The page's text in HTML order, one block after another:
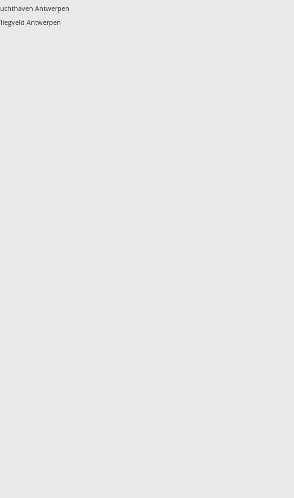
Antwerpen
Antwerpen